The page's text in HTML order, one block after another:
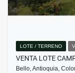
LOTE / TERRENO
VENTA LOTE
Bello, Antioquia,